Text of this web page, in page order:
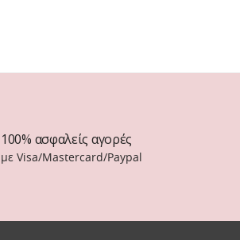
100% ασφαλείς αγορές
με Visa/Mastercard/Paypal